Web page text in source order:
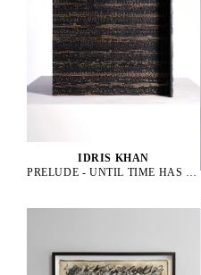
IDRIS KHAN